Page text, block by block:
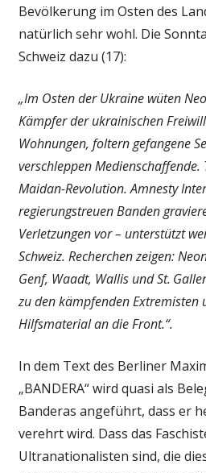
Bevölkerung im Osten des
natürlich sehr wohl. Die
Schweiz dazu (17):
„Im Osten der Ukraine wüten
Kämpfer der ukrainischen
Wohnungen, foltern gefangene
verschleppen
Maidan-Revolution. Amnesty
regierungstreuen Banden
Verletzungen vor – unterstützt
Schweiz. Recherchen zeigen:
Genf, Waadt, Wallis und St.
zu den kämpfenden Extremisten
Hilfsmaterial an die Front.“.
In dem Text des Berliner
„BANDERA“ wird quasi als
Banderas angeführt, dass er
verehrt wird. Dass das
Ultranationalisten sind, die